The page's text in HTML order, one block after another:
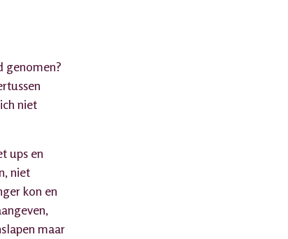
genomen?
niet
ups en
niet
kon en
maar